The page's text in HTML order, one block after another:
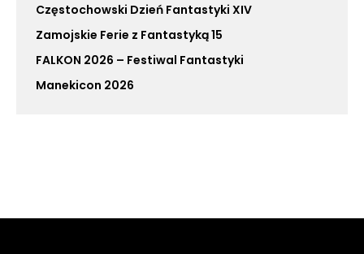
Częstochowski Dzień Fantastyki XIV
Zamojskie Ferie z Fantastyką 15
FALKON 2026 – Festiwal Fantastyki
Manekicon 2026